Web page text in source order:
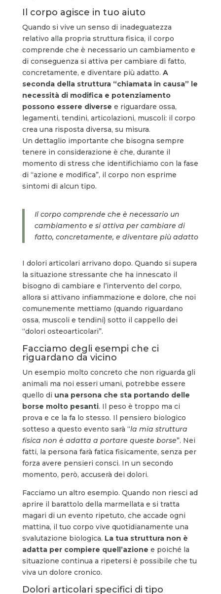
Il corpo agisce in tuo aiuto
Quando si vive un senso di inadeguatezza
relativo alla propria struttura fisica, il corpo
comprende che è necessario un cambiamento e
di conseguenza si attiva per cambiare di fatto,
concretamente, e diventare più adatto. A
seconda della struttura “chiamata in causa” le
necessità di modifica e potenziamento
possono essere diverse e riguardare ossa,
legamenti, tendini, articolazioni, muscoli: il corpo
crea una risposta diversa, su misura.
Un dettaglio importante che bisogna sempre
tenere in considerazione è che, durante il
momento di stress che identifichiamo con la fase
di “azione e modifica”, il corpo non esprime
sintomi di alcun tipo.
Il corpo comprende che è necessario un
cambiamento e si attiva per cambiare di
fatto, concretamente, e diventare più adatto
I dolori articolari arrivano dopo. Quando si supera
la situazione stressante che ha innescato il
bisogno di cambiare e l’intervento del corpo,
allora si attivano infiammazione e dolore, che noi
comunemente mettiamo (quando riguardano
ossa, muscoli e tendini) sotto il cappello dei
“dolori osteoarticolari”.
Facciamo degli esempi che ci
riguardano da vicino
Un esempio molto concreto che non riguarda gli
animali ma noi esseri umani, potrebbe essere
quello di una persona che sta portando delle
borse molto pesanti. Il peso è troppo ma ci
prova e ce la fa lo stesso. Il pensiero biologico
sotteso a questo evento sarà “la mia struttura
fisica non è adatta a portare queste borse”. Nei
fatti, la persona farà fatica fisicamente, senza per
forza avere pensieri consci. In un secondo
momento, però, accuserà dei dolori.
Facciamo un altro esempio. Quando non riesci ad
aprire il barattolo della marmellata e si tratta
magari di un evento ripetuto, che accade ogni
mattina, il tuo corpo vive quotidianamente una
svalutazione biologica. La tua struttura non è
adatta per compiere quell’azione e poiché la
situazione continua a ripetersi è possibile che tu
viva un dolore cronico.
Dolori articolari specifici di tipo